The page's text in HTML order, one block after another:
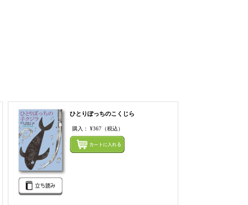
まとめてカートにいれる
ひとりぽっちのこくじら
購入：¥367 （税込）